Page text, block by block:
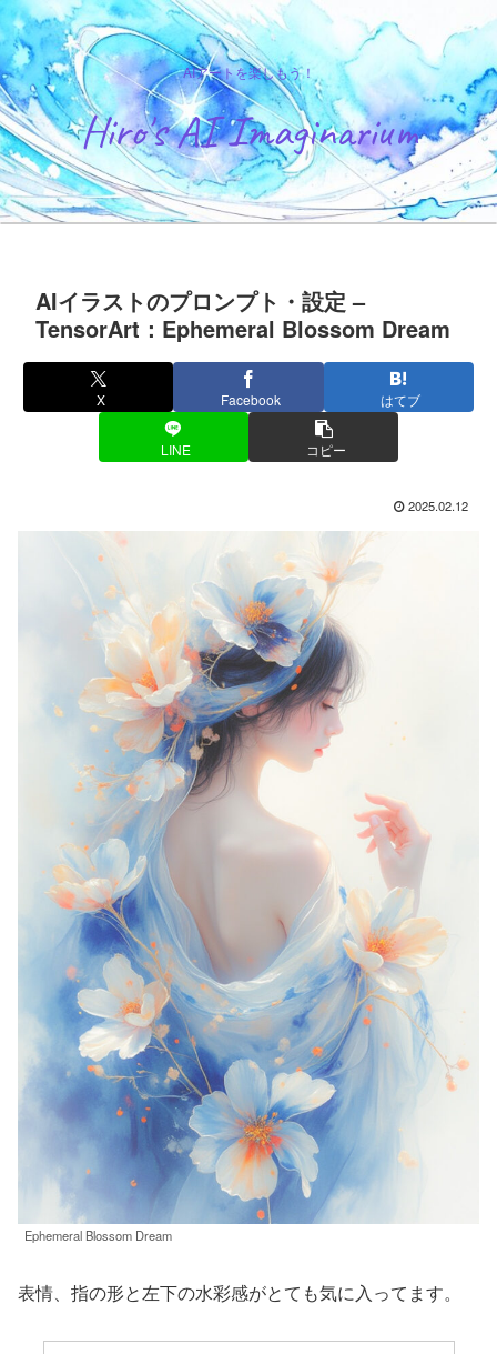
AIアートを楽しもう！
Hiro's AI Imaginarium
AIイラストのプロンプト・設定 –
TensorArt：Ephemeral Blossom Dream
X Facebook はてブ
LINE コピー
2025.02.12
Ephemeral Blossom Dream
表情、指の形と左下の水彩感がとても気に入ってます。